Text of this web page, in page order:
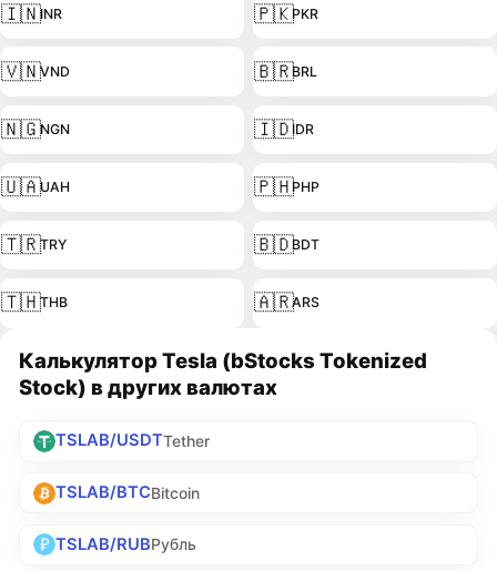
🇮🇳INR 🇵🇰PKR
🇻🇳VND 🇧🇷BRL
🇳🇬NGN 🇮🇩IDR
🇺🇦UAH 🇵🇭PHP
🇹🇷TRY 🇧🇩BDT
🇹🇭THB 🇦🇷ARS
Калькулятор Tesla (bStocks Tokenized
Stock) в других валютах
TSLAB/USDTTether
TSLAB/BTCBitcoin
TSLAB/RUBРубль